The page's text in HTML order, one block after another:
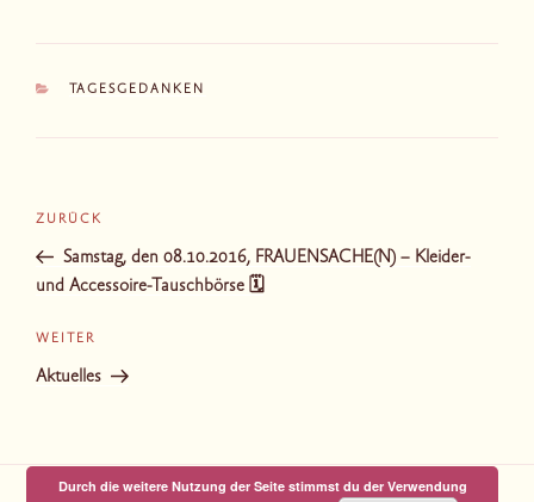
KATEGORIEN
TAGESGEDANKEN
Beitragsnavigation
Vorheriger
Beitrag
ZURÜCK
Samstag, den 08.10.2016, FRAUENSACHE(N) – Kleider-
und Accessoire-Tauschbörse 🗓
Nächster
Beitrag
WEITER
Aktuelles
Durch die weitere Nutzung der Seite stimmst du der Verwendung